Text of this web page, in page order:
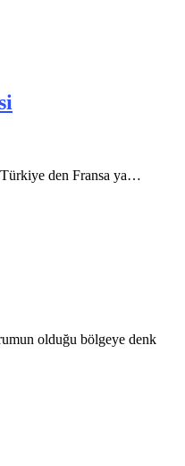
Türkiye den Fransa ya…
olduğu bölgeye denk